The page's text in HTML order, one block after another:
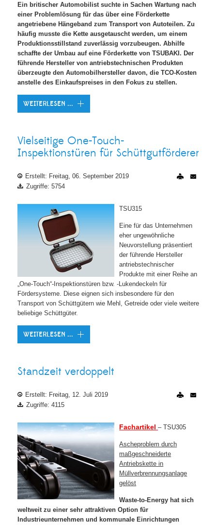
Ein britischer Automobilist suchte in Sachen Wartung nach
einer Problemlösung für das über eine Förderkette
angetriebene Hängeband zum Transport von Autoteilen. Zu
häufig musste die Kette ausgetauscht werden, um einem
Produktionsstillstand zuverlässig vorzubeugen. Abhilfe
schaffte der Umbau auf eine Förderkette von TSUBAKI. Der
führende Hersteller von antriebstechnischen Produkten
überzeugte den Automobilhersteller davon, die TCO-Kosten
anstelle des Einkaufspreises in den Fokus zu stellen.
WEITERLESEN ...
Vielseitige One-Touch-
Inspektionstüren für Schüttgutförderer
Erstellt: Freitag, 06. September 2019
Zugriffe: 5754
TSU315
Eine für das Unternehmen
eher ungewöhnliche
Neuvorstellung präsentiert
der führende Hersteller
antriebstechnischer
Produkte mit einer Reihe an
„One-Touch“-Inspektionstüren bzw. -Lukendeckeln für
Fördersysteme. Diese eignen sich insbesondere für den
Transport von Schüttgütern wie Mehl, Getreide oder viele weitere
beliebige Schüttgüter.
WEITERLESEN ...
Standzeit verdoppelt
Erstellt: Freitag, 12. Juli 2019
Zugriffe: 4115
Fachartikel– TSU305
Ascheproblem durch
maßgeschneiderte
Antriebskette in
Müllverbrennungsanlage
gelöst
Waste-to-Energy hat sich
weltweit zu einer sehr attraktiven Option für
Industrieunternehmen und kommunale Einrichtungen